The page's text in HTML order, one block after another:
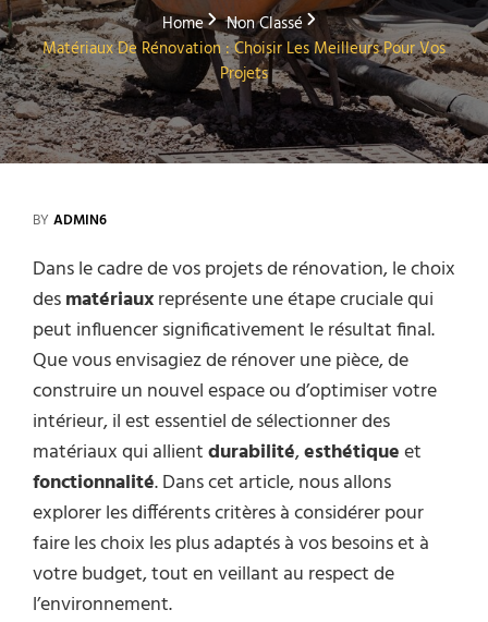
Home
Non Classé
Matériaux De Rénovation : Choisir Les Meilleurs Pour Vos
Projets
BY ADMIN6
Dans le cadre de vos projets de rénovation, le choix
desmatériauxreprésente une étape cruciale qui
peut influencer significativement le résultat final.
Que vous envisagiez de rénover une pièce, de
construire un nouvel espace ou d’optimiser votre
intérieur, il est essentiel de sélectionner des
matériaux qui allientdurabilité,esthétiqueet
fonctionnalité. Dans cet article, nous allons
explorer les différents critères à considérer pour
faire les choix les plus adaptés à vos besoins et à
votre budget, tout en veillant au respect de
l’environnement.